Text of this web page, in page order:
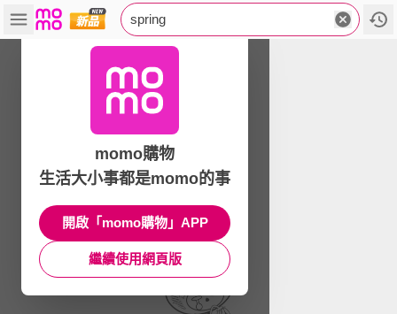
spring
momo購物
生活大小事都是momo的事
開啟「momo購物」APP
繼續使用網頁版